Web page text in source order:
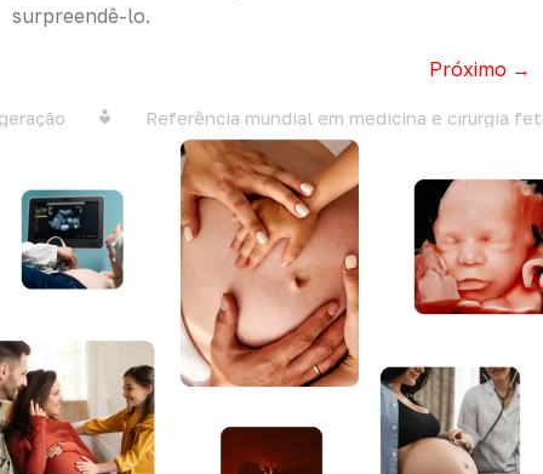
surpreendê-lo.
Próximo →
Referência mundial em medicina e cirurgia fetal